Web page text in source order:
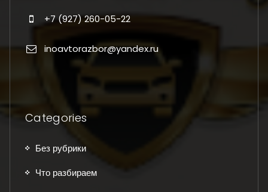
+7 (927) 260-05-22
inoavtorazbor@yandex.ru
Categories
Без рубрики
Что разбираем